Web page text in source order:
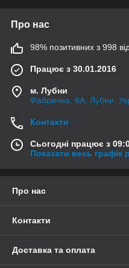
Про нас
98% позитивних з 998
Працює з 30.01.2016
м. Лубни
Фабрична, 6А, Лубни,
Контакти
Сьогодні працює з
Показати весь графік
Про нас
Контакти
Доставка та оплата